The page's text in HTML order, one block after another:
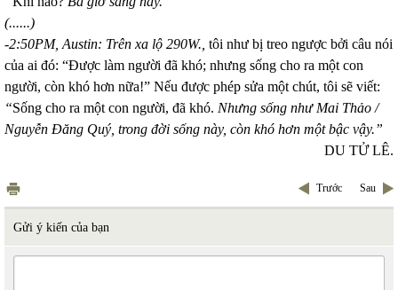
(......)
-2:50PM, Austin: Trên xa lộ 290W., tôi như bị treo ngược bởi câu nói
của ai đó: “Được làm người đã khó; nhưng sống cho ra một con
người, còn khó hơn nữa!” Nếu được phép sửa một chút, tôi sẽ viết:
“Sống cho ra một con người, đã khó. Nhưng sống như Mai Thảo /
Nguyễn Đăng Quý, trong đời sống này, còn khó hơn một bậc vậy.”
DU TỬ LÊ.
Trước Sau
Gửi ý kiến của bạn